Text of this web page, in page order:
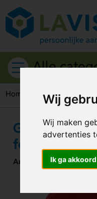
Wij
Wij maken
advertenties
Ik ga akkoord
Alle
Home Drinkwaren
Gekleurde
Artikelnummer:75616